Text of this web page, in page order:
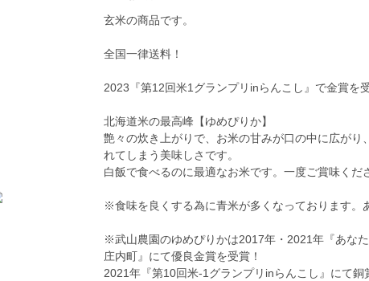
玄米の商品です。
全国一律送料！
2023『第12回米1グランプリinらんこし』で金賞を
北海道米の最高峰【ゆめぴりか】
艶々の炊き上がりで、お米の甘みが口の中に広が
れてしまう美味しさです。
白飯で食べるのに最適なお米です。一度ご賞味くだ
※食味を良くする為に青米が多くなっております。
※武山農園のゆめぴりかは2017年・2021年『あな
庄内町』にて優良金賞を受賞！
2021年『第10回米-1グランプリinらんこし』にて銅